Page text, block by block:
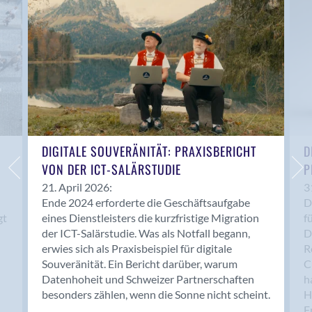
Anwil
Appenzell
Au SG
Baar
Baden
Balsthal
Balzers
Basel
Bassersdorf
Belp
Bendern
Benken (SG)
Bergdietikon
Berlin
Bern
Bern - Liebefeld
DIGITALE SOUVERÄNITÄT: PRAXISBERICHT
VON DER ICT-SALÄRSTUDIE
21. April 2026:
Ende 2024 erforderte die Geschäftsaufgabe
eines Dienstleisters die kurzfristige Migration
der ICT-Salärstudie. Was als Notfall begann,
erwies sich als Praxisbeispiel für digitale
Souveränität. Ein Bericht darüber, warum
Datenhoheit und Schweizer Partnerschaften
besonders zählen, wenn die Sonne nicht scheint.